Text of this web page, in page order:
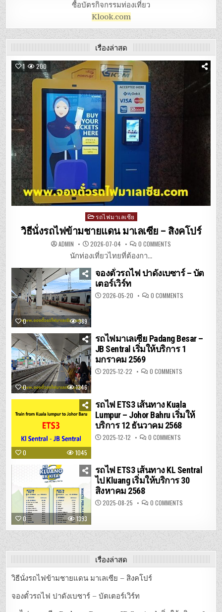
ซื้อบัตรกิจกรรมท่องเที่ยว
Klook.com
เรื่องล่าสุด
1 200
Posted
in
รถไฟมาเลเซีย
วิธีนั่งรถไฟข้ามชายแดน มาเลเซีย – สิงคโปร์
ADMIN 2026-07-04 0 COMMENTS
ชายแดน
มาเลเซีย
นักท่องเที่ยวไทยที่ต้องกา...
0 389
จองตั๋วรถไฟ ปาดังเบซาร์ – บัต
เตอร์เวิร์ท
2026-05-20 0 COMMENTSON
จอง
ซาร์
–
บัต
เต
0 1346
รถไฟมาเลเซีย Padang Besar –
JB Sentral เริ่มให้บริการ 1
มกราคม 2569
2025-12-22 0 COMMENTSON
รถไฟ
–
JB
SENTRAL
เริ่ม
ให้
บริการ
0 1045
รถไฟ ETS3 เส้นทาง Kuala
Lumpur – Johor Bahru เริ่มให้
บริการ 12 ธันวาคม 2568
2025-12-12 0 COMMENTSON
รถไฟ
KUALA
LUMPUR
–
JOHOR
ให้
บริการ
0 1393
รถไฟ ETS3 เส้นทาง KL Sentral
ไป Kluang เริ่มให้บริการ 30
สิงหาคม 2568
2025-08-25 0 COMMENTSON
รถไฟ
KL
SENTRAL
ไป
KLUANG
เริ่ม
ให้
บริการ
เรื่องล่าสุด
วิธีนั่งรถไฟข้ามชายแดน มาเลเซีย – สิงคโปร์
จองตั๋วรถไฟ ปาดังเบซาร์ – บัตเตอร์เวิร์ท